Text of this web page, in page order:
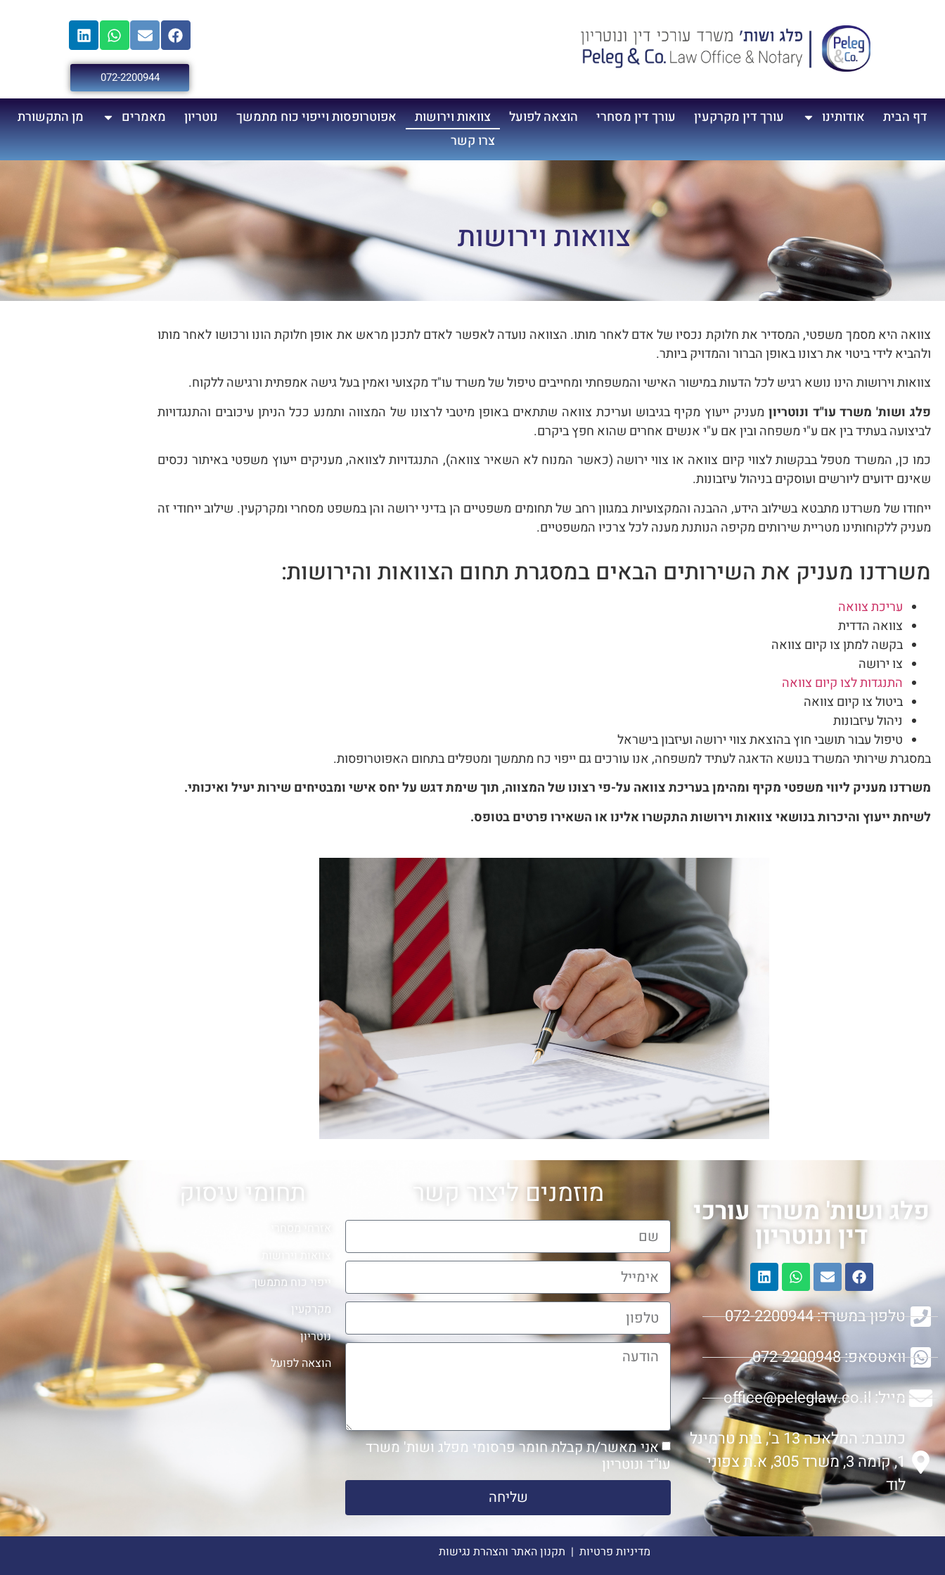
072-2200944
דף הבית אודותינו עורך דין מקרקעין עורך דין מסחרי הוצאה לפועל צוואות וירושות אפוטרופסות וייפוי כוח מתמשך נוטריון מאמרים
מן התקשורת
צרו קשר
צוואות וירושות
צוואה היא מסמך משפטי, המסדיר את חלוקת נכסיו של אדם לאחר מותו. הצוואה נועדה לאפשר לאדם לתכנן מראש את אופן חלוקת הונו ורכושו לאחר מותו
ולהביא לידי ביטוי את רצונו באופן הברור והמדויק ביותר.
צוואות וירושות הינו נושא רגיש לכל הדעות במישור האישי והמשפחתי ומחייבים טיפול של משרד עו"ד מקצועי ואמין בעל גישה אמפתית ורגישה ללקוח.
פלג ושות' משרד עו"ד ונוטריון מעניק ייעוץ מקיף בגיבוש ועריכת צוואה שתתאים באופן מיטבי לרצונו של המצווה ותמנע ככל הניתן עיכובים והתנגדויות
לביצועה בעתיד בין אם ע"י משפחה ובין אם ע"י אנשים אחרים שהוא חפץ ביקרם.
כמו כן, המשרד מטפל בבקשות לצווי קיום צוואה או צווי ירושה (כאשר המנוח לא השאיר צוואה), התנגדויות לצוואה, מעניקים ייעוץ משפטי באיתור נכסים
שאינם ידועים ליורשים ועוסקים בניהול עיזבונות.
ייחודו של משרדנו מתבטא בשילוב הידע, ההבנה והמקצועיות במגוון רחב של תחומים משפטיים הן בדיני ירושה והן במשפט מסחרי ומקרקעין. שילוב ייחודי זה
מעניק ללקוחותינו מטריית שירותים מקיפה הנותנת מענה לכל צרכיו המשפטיים.
משרדנו מעניק את השירותים הבאים במסגרת תחום הצוואות והירושות:
עריכת צוואה
צוואה הדדית
בקשה למתן צו קיום צוואה
צו ירושה
התנגדות לצו קיום צוואה
ביטול צו קיום צוואה
ניהול עיזבונות
טיפול עבור תושבי חוץ בהוצאת צווי ירושה ועיזבון בישראל
במסגרת שירותי המשרד בנושא הדאגה לעתיד למשפחה, אנו עורכים גם ייפוי כח מתמשך ומטפלים בתחום האפוטרופסות.
משרדנו מעניק ליווי משפטי מקיף ומהימן בעריכת צוואה על-פי רצונו של המצווה, תוך שימת דגש על יחס אישי ומבטיחים שירות יעיל ואיכותי.
לשיחת ייעוץ והיכרות בנושאי צוואות וירושות התקשרו אלינו או השאירו פרטים בטופס.
פלג ושות' משרד עורכי
דין ונוטריון
טלפון במשרד: 072-2200944
וואטסאפ: 072-2200948
מייל: office@peleglaw.co.il
כתובת: המלאכה 13 ב', בית טרמינל
1, קומה 3, משרד 305, א.ת צפוני
לוד
מוזמנים ליצור קשר
אני מאשר/ת קבלת חומר פרסומי מפלג ושות' משרד
עו"ד ונוטריון
שליחה
תחומי עיסוק
ייפוי כוח מתמשך
מקרקעין
נוטריון
הוצאה לפועל
מדיניות פרטיות | תקנון האתר והצהרת נגישות